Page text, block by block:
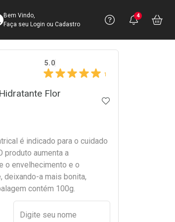
sua Conta
Bem Vindo,
Faça seu Login ou Cadastro
Precisa
Ver Recursos
Você
4
5.0
1
Flor
ADICIONAR AOS
é indicado para o cuidado
produto aumenta a
o envelhecimento e o
deixando-a mais bonita,
contém 100g.
Preencher nome e email
Digite seu nome